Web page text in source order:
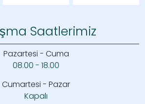
Saatlerimiz
Pazartesi - Cuma
08.00 - 18.00
Cumartesi - Pazar
Kapalı